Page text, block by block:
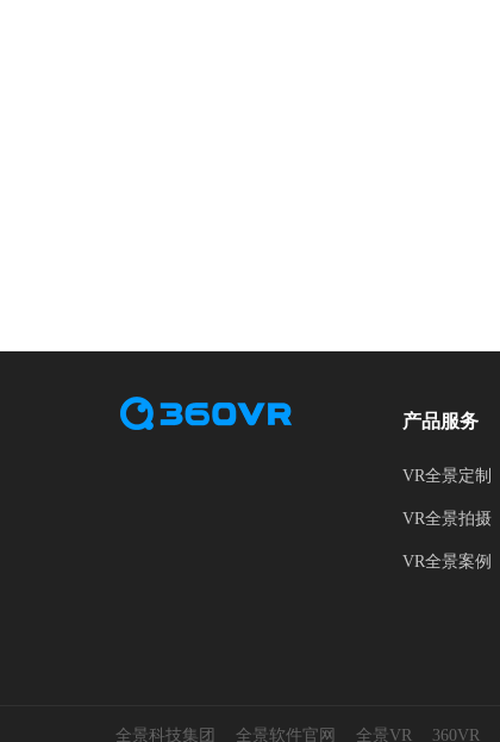
产品服务
VR全景定制
VR全景拍摄
VR全景案例
全景科技集团 全景软件官网 全景VR 360VR